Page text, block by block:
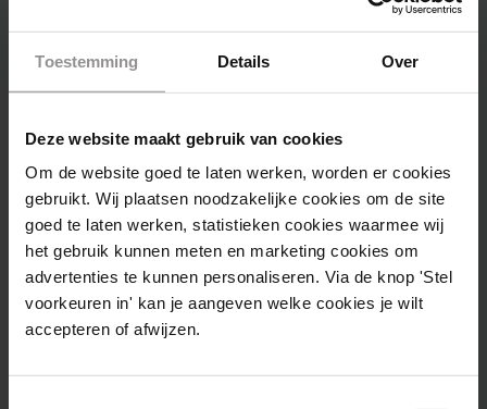
Toestemming Details Over
Deze website maakt gebruik van cookies
Om de website goed te laten werken, worden er cookies
gebruikt. Wij plaatsen noodzakelijke cookies om de site
goed te laten werken, statistieken cookies waarmee wij
het gebruik kunnen meten en marketing cookies om
advertenties te kunnen personaliseren. Via de knop 'Stel
voorkeuren in' kan je aangeven welke cookies je wilt
accepteren of afwijzen.
Flame: Stichting UAF
Vergelijkbare berichten